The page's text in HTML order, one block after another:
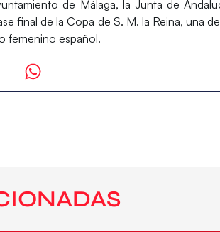
de Málaga, la Junta de
final de la Copa de S. M. la Reina, una
femenino español.